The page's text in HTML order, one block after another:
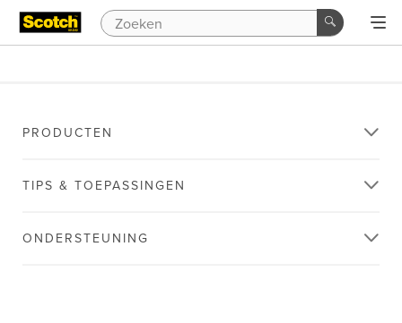
PRODUCTEN
TIPS & TOEPASSINGEN
ONDERSTEUNING